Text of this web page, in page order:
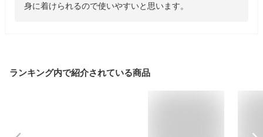
身に着けられるので使いやすいと思います。
ランキング内で紹介されている商品